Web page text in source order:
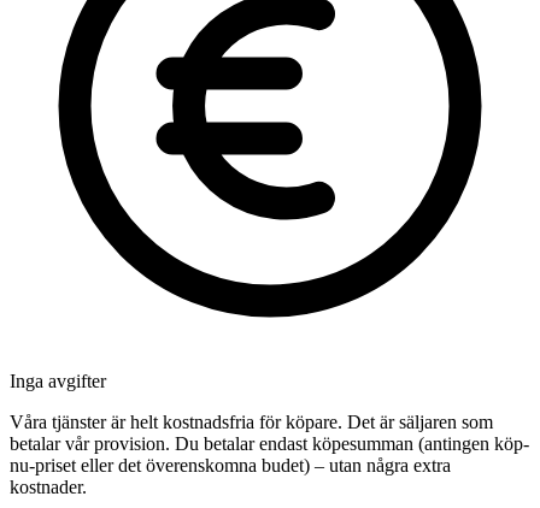
Inga avgifter
Våra tjänster är helt kostnadsfria för köpare. Det är säljaren som
betalar vår provision. Du betalar endast köpesumman (antingen köp-
nu-priset eller det överenskomna budet) – utan några extra
kostnader.